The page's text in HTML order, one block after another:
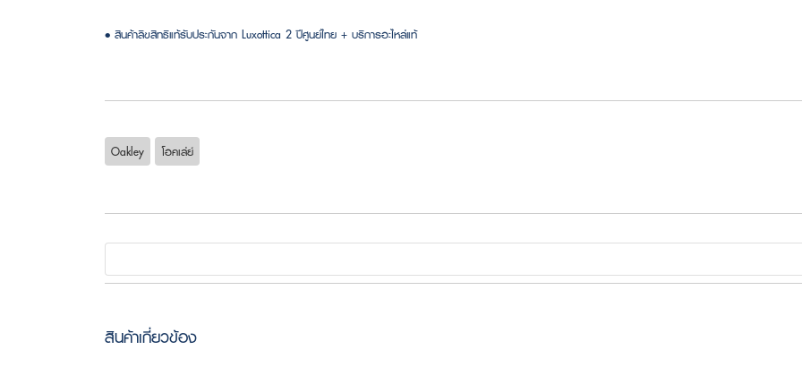
• สินค้าลิขสิทธิแท้รับประกันจาก Luxottica 2 ปีศูนย์ไทย + บริการอะไหล่แท้
Oakley โอคเล่ย์
สินค้าเกี่ยวข้อง